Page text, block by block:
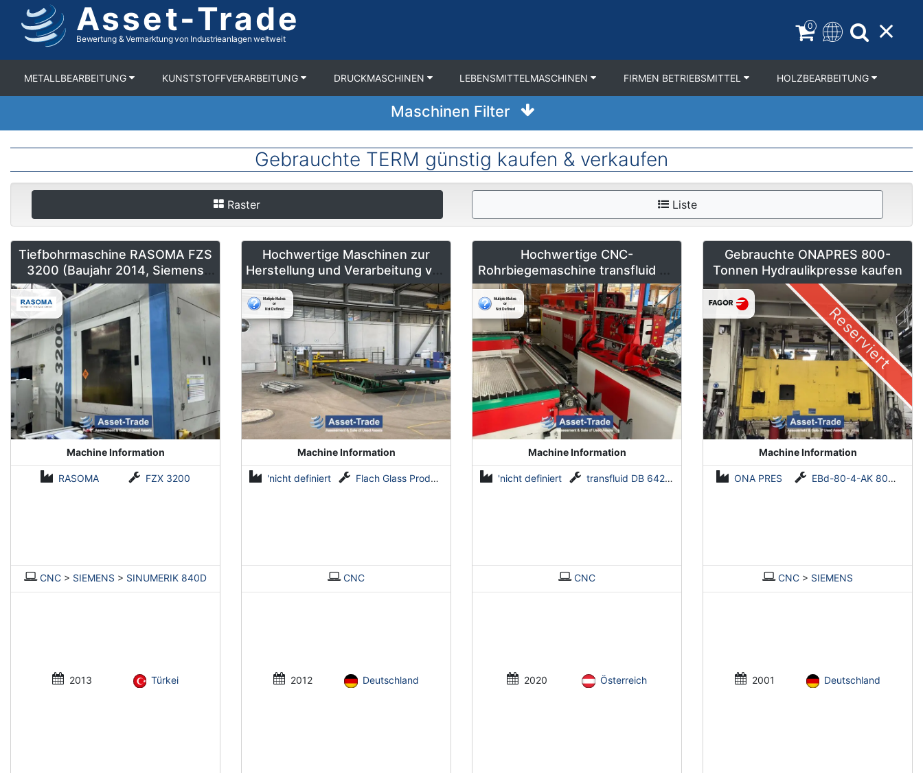
Asset-Trade
Bewertung & Vermarktung von Industrieanlagen weltweit
0
METALLBEARBEITUNG KUNSTSTOFFVERARBEITUNG DRUCKMASCHINEN LEBENSMITTELMASCHINEN FIRMEN BETRIEBSMITTEL HOLZBEARBEITUNG
Maschinen Filter
Gebrauchte TERM günstig kaufen & verkaufen
Raster Liste
Tiefbohrmaschine RASOMA FZS
3200 (Baujahr 2014, Siemens
840D sl) kaufen
Machine Information
RASOMA FZX 3200
CNC > SIEMENS > SINUMERIK 840D
2013 Türkei
Hochwertige Maschinen zur
Herstellung und Verarbeitung von
Flachglas von Doering Radeburg –
Weltweit erhältlich
Machine Information
'nicht definiert Flach Glass Produktion Anlagen
CNC
2012 Deutschland
Hochwertige CNC-
Rohrbiegemaschine transfluid DB
642-CNC-R/L zu verkaufen –
Vollautomatisiert & Neuwertig
Machine Information
'nicht definiert transfluid DB 642-CNC-R/L
CNC
2020 Österreich
Gebrauchte ONAPRES 800-
Tonnen Hydraulikpresse kaufen
Reserviert
Machine Information
ONA PRES EBd-80-4-AK 800 tons
CNC > SIEMENS
2001 Deutschland